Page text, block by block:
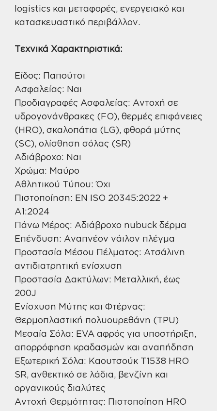
logistics και μεταφορές, ενεργειακό και
κατασκευαστικό περιβάλλον.
Τεχνικά Χαρακτηριστικά:
Είδος: Παπούτσι
Ασφαλείας: Ναι
Προδιαγραφές Ασφαλείας: Αντοχή σε
υδρογονάνθρακες (FO), θερμές επιφάνειες
(HRO), σκαλοπάτια (LG), φθορά μύτης
(SC), ολίσθηση σόλας (SR)
Αδιάβροχο: Ναι
Χρώμα: Μαύρο
Αθλητικού Τύπου: Όχι
Πιστοποίηση: EN ISO 20345:2022 +
A1:2024
Πάνω Μέρος: Αδιάβροχο nubuck δέρμα
Επένδυση: Αναπνέον νάιλον πλέγμα
Προστασία Μέσου Πέλματος: Ατσάλινη
αντιδιατρητική ενίσχυση
Προστασία Δακτύλων: Μεταλλική, έως
200J
Ενίσχυση Μύτης και Φτέρνας:
Θερμοπλαστική πολυουρεθάνη (TPU)
Μεσαία Σόλα: EVA αφρός για υποστήριξη,
απορρόφηση κραδασμών και αναπήδηση
Εξωτερική Σόλα: Καουτσούκ T1538 HRO
SR, ανθεκτικό σε λάδια, βενζίνη και
οργανικούς διαλύτες
Αντοχή Θερμότητας: Πιστοποίηση HRO